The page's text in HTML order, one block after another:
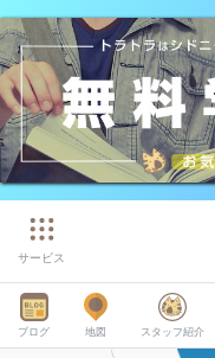
サービス
ブログ 地図 スタッフ紹介